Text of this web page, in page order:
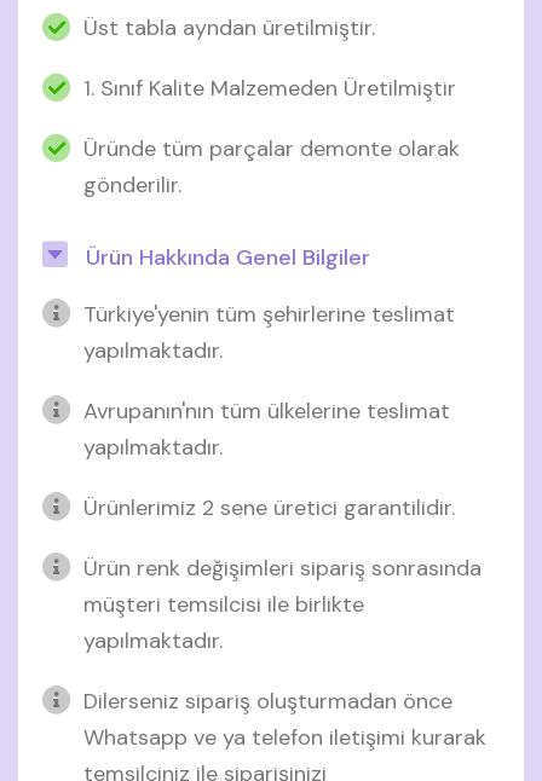
Üst tabla ayndan üretilmiştir.
1. Sınıf Kalite Malzemeden Üretilmiştir
Üründe tüm parçalar demonte olarak
gönderilir.
Ürün Hakkında Genel Bilgiler
Türkiye'yenin tüm şehirlerine teslimat
yapılmaktadır.
Avrupanın'nın tüm ülkelerine teslimat
yapılmaktadır.
Ürünlerimiz 2 sene üretici garantilidir.
Ürün renk değişimleri sipariş sonrasında
müşteri temsilcisi ile birlikte
yapılmaktadır.
Dilerseniz sipariş oluşturmadan önce
Whatsapp ve ya telefon iletişimi kurarak
temsilciniz ile siparişinizi